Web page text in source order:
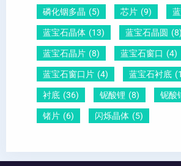
磷化铟多晶 (5) 芯片 (9)
蓝宝石晶体 (13) 蓝宝石晶圆 (8)
蓝宝石晶片 (8) 蓝宝石窗口 (4)
蓝宝石窗口片 (4) 蓝宝石衬底
衬底 (36) 铌酸锂 (8) 铌酸
锗片 (6) 闪烁晶体 (5)